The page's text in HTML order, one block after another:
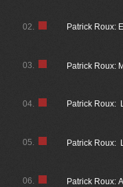
Patrick Roux:
02.
Patrick Roux:
03.
Patrick Roux:
04.
Patrick Roux:
05.
Patrick Roux:
06.